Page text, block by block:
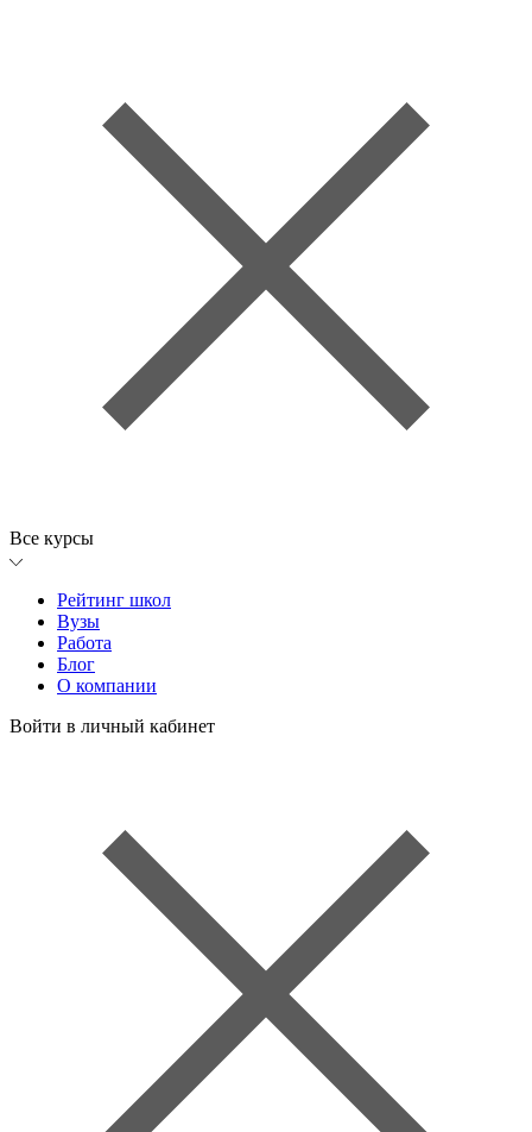
Все курсы
Рейтинг школ
Вузы
Работа
Блог
О компании
Войти в личный кабинет